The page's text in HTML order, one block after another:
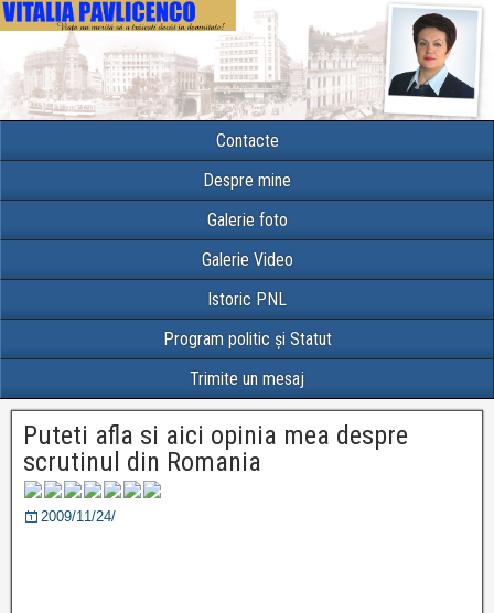
Contacte
Despre mine
Galerie foto
Galerie Video
Istoric PNL
Program politic și Statut
Trimite un mesaj
Puteti afla si aici opinia mea despre
scrutinul din Romania
2009/11/24/